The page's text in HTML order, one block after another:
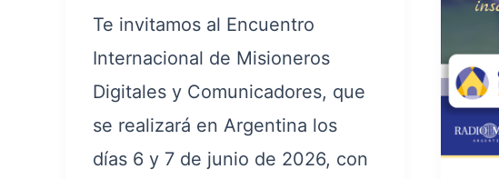
Te invitamos al Encuentro
Internacional de Misioneros
Digitales y Comunicadores, que
se realizará en Argentina los
días 6 y 7 de junio de 2026, con